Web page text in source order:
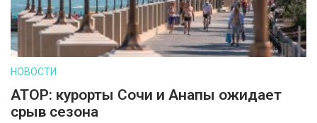
НОВОСТИ
АТОР: курорты Сочи и Анапы ожидает
срыв сезона